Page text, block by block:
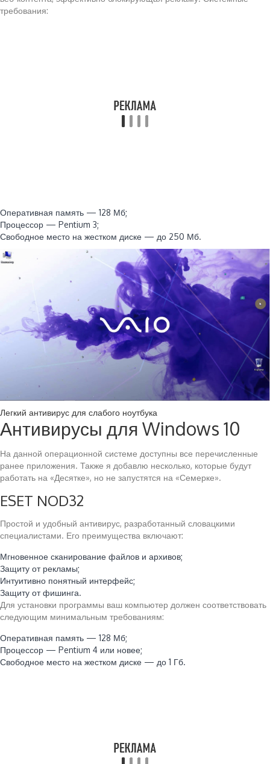
требования:
Оперативная память — 128 Мб;
Процессор — Pentium 3;
Свободное место на жестком диске — до 250 Мб.
Легкий антивирус для слабого ноутбука
Антивирусы для Windows 10
На данной операционной системе доступны все перечисленные
ранее приложения. Также я добавлю несколько, которые будут
работать на «Десятке», но не запустятся на «Семерке».
ESET NOD32
Простой и удобный антивирус, разработанный словацкими
специалистами. Его преимущества включают:
Мгновенное сканирование файлов и архивов;
Защиту от рекламы;
Интуитивно понятный интерфейс;
Защиту от фишинга.
Для установки программы ваш компьютер должен соответствовать
следующим минимальным требованиям:
Оперативная память — 128 Мб;
Процессор — Pentium 4 или новее;
Свободное место на жестком диске — до 1 Гб.